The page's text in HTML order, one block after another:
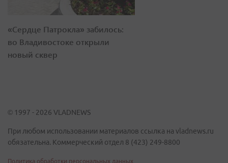
«Сердце Патрокла» забилось:
во Владивостоке открыли
новый сквер
© 1997 - 2026 VLADNEWS
При любом использовании материалов ссылка на vladnews.ru
обязательна. Коммерческий отдел 8 (423) 249-8800
Политика обработки персональных данных